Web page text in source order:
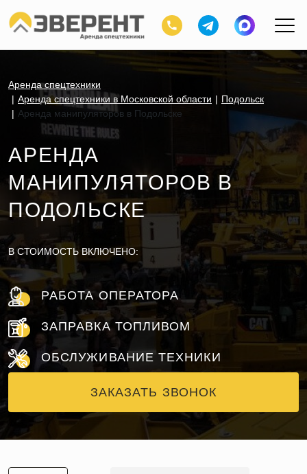
Аренда спецтехники
Аренда спецтехники в Московской области
Подольск
Аренда манипуляторов в Подольске
АРЕНДА
МАНИПУЛЯТОРОВ В
ПОДОЛЬСКЕ
В СТОИМОСТЬ ВКЛЮЧЕНО:
РАБОТА ОПЕРАТОРА
ЗАПРАВКА ТОПЛИВОМ
ОБСЛУЖИВАНИЕ ТЕХНИКИ
ЗАКАЗАТЬ ЗВОНОК